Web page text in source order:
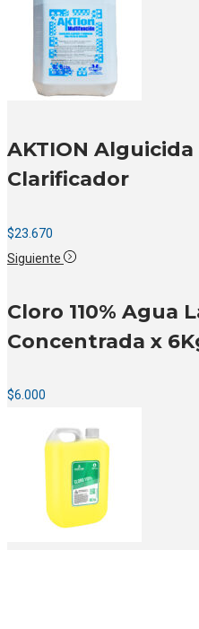
AKTION
Clarificador
$23.670
Siguiente
Cloro 110% Agua
Concentrada x
$6.000